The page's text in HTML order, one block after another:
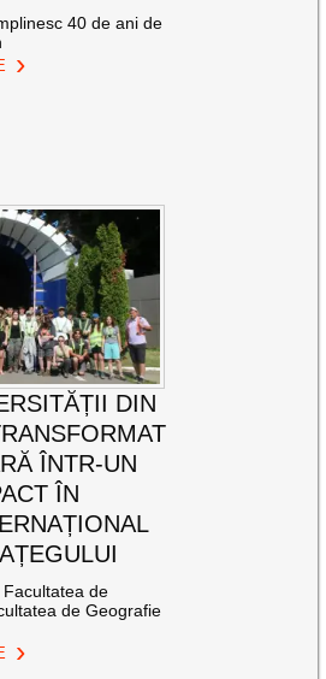
40 de ani de
DIN
ÎNTR-UN
ÎN
de
de Geografie